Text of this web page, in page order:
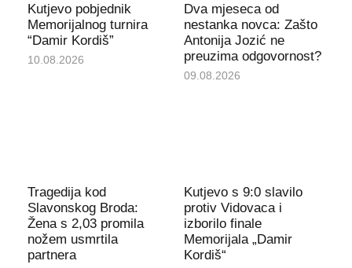
Kutjevo pobjednik
Memorijalnog turnira
“Damir Kordiš”
10.08.2026
Dva mjeseca od
nestanka novca: Zašto
Antonija Jozić ne
preuzima odgovornost?
09.08.2026
Tragedija kod
Slavonskog Broda:
Žena s 2,03 promila
nožem usmrtila
partnera
Kutjevo s 9:0 slavilo
protiv Vidovaca i
izborilo finale
Memorijala „Damir
Kordiš“